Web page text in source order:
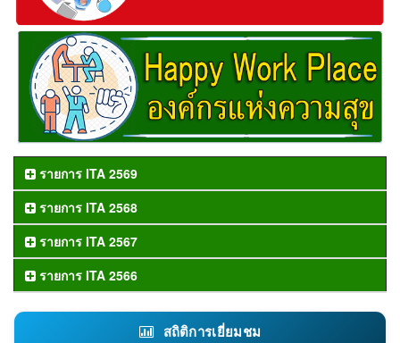
รายการ ITA 2569
รายการ ITA 2568
รายการ ITA 2567
รายการ ITA 2566
สถิติการเยี่ยมชม